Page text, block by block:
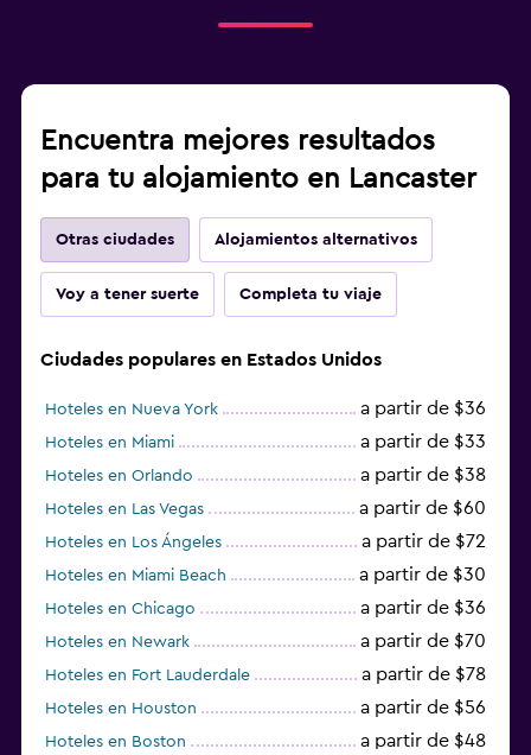
Encuentra mejores resultados
para tu alojamiento en Lancaster
Otras ciudades Alojamientos alternativos
Voy a tener suerte Completa tu viaje
Ciudades populares en Estados Unidos
Hoteles en Nueva York a partir de $36
Hoteles en Miami a partir de $33
Hoteles en Orlando a partir de $38
Hoteles en Las Vegas a partir de $60
Hoteles en Los Ángeles a partir de $72
Hoteles en Miami Beach a partir de $30
Hoteles en Chicago a partir de $36
Hoteles en Newark a partir de $70
Hoteles en Fort Lauderdale a partir de $78
Hoteles en Houston a partir de $56
Hoteles en Boston a partir de $48